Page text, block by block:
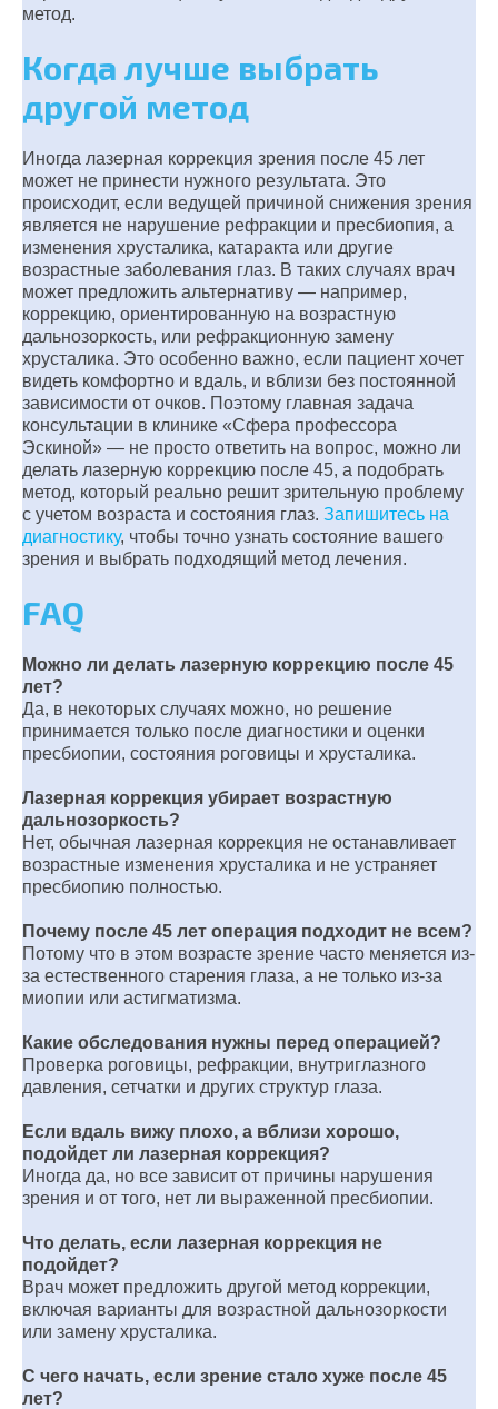
метод.
Когда лучше выбрать
другой метод
Иногда лазерная коррекция зрения после 45 лет
может не принести нужного результата. Это
происходит, если ведущей причиной снижения зрения
является не нарушение рефракции и пресбиопия, а
изменения хрусталика, катаракта или другие
возрастные заболевания глаз. В таких случаях врач
может предложить альтернативу — например,
коррекцию, ориентированную на возрастную
дальнозоркость, или рефракционную замену
хрусталика. Это особенно важно, если пациент хочет
видеть комфортно и вдаль, и вблизи без постоянной
зависимости от очков. Поэтому главная задача
консультации в клинике «Сфера профессора
Эскиной» — не просто ответить на вопрос, можно ли
делать лазерную коррекцию после 45, а подобрать
метод, который реально решит зрительную проблему
с учетом возраста и состояния глаз. Запишитесь на
диагностику, чтобы точно узнать состояние вашего
зрения и выбрать подходящий метод лечения.
FAQ
Можно ли делать лазерную коррекцию после 45
лет?
Да, в некоторых случаях можно, но решение
принимается только после диагностики и оценки
пресбиопии, состояния роговицы и хрусталика.
Лазерная коррекция убирает возрастную
дальнозоркость?
Нет, обычная лазерная коррекция не останавливает
возрастные изменения хрусталика и не устраняет
пресбиопию полностью.
Почему после 45 лет операция подходит не всем?
Потому что в этом возрасте зрение часто меняется из-
за естественного старения глаза, а не только из-за
миопии или астигматизма.
Какие обследования нужны перед операцией?
Проверка роговицы, рефракции, внутриглазного
давления, сетчатки и других структур глаза.
Если вдаль вижу плохо, а вблизи хорошо,
подойдет ли лазерная коррекция?
Иногда да, но все зависит от причины нарушения
зрения и от того, нет ли выраженной пресбиопии.
Что делать, если лазерная коррекция не
подойдет?
Врач может предложить другой метод коррекции,
включая варианты для возрастной дальнозоркости
или замену хрусталика.
С чего начать, если зрение стало хуже после 45
лет?